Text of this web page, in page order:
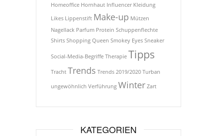
Homeoffice Hornhaut Influencer Kleidung
Likes Lippenstift Make-up Mützen
Nagellack Parfum Protein Schuppenflechte
Shirts Shopping Queen Smokey Eyes Sneaker
Social-Media-Begriffe Therapie Tipps
Tracht Trends Trends 2019/2020 Turban
ungewöhnlich Verführung Winter Zart
KATEGORIEN